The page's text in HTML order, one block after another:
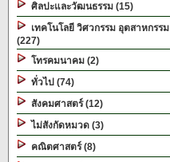
ศิลปะและวัฒนธรรม (15)
เทคโนโลยี วิศวกรรม อุตสาหกรรม
(227)
โทรคมนาคม (2)
ทั่วไป (74)
สังคมศาสตร์ (12)
ไม่สังกัดหมวด (3)
คณิตศาสตร์ (8)